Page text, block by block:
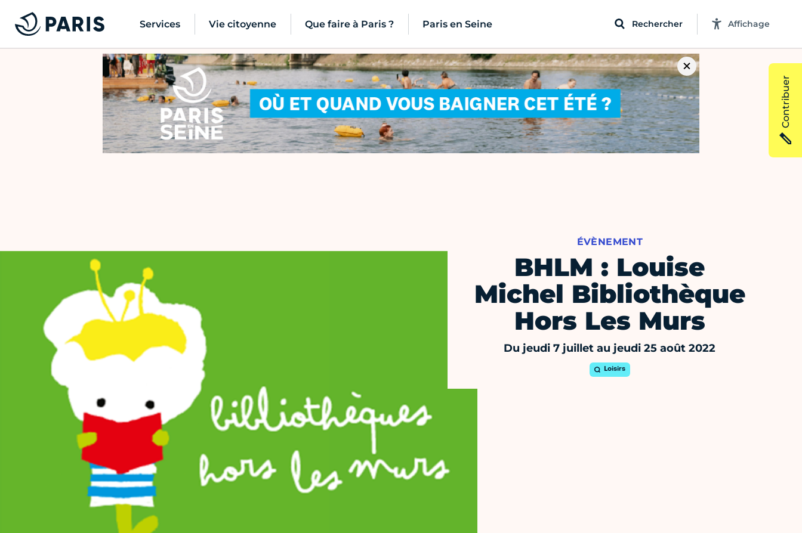
Services Vie citoyenne Que faire à Paris ? Paris en Seine Rechercher Affichage
ÉVÈNEMENT
BHLM : Louise
Michel Bibliothèque
Hors Les Murs
Du jeudi 7 juillet au jeudi 25 août 2022
Loisirs
Contribuer